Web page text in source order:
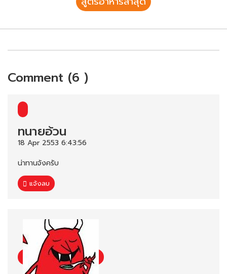
Comment (6 )
ทนายอ้วน
18 Apr 2553 6:43:56
น่าทานจังครับ
แจ้งลบ